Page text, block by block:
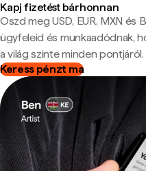
Kapj fizetést bárhonnan
Oszd meg USD, EUR, MXN és
ügyfeleid és munkaadódnak,
a világ szinte minden pontjáról.
Keress pénzt ma